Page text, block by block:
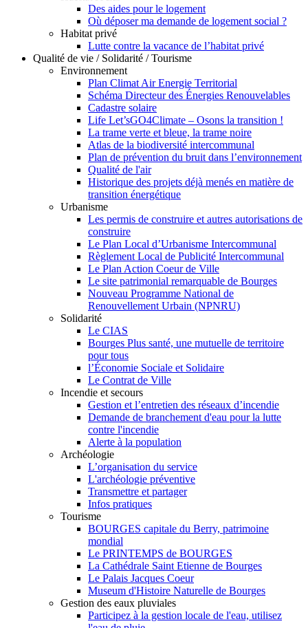
Des aides pour le logement
Où déposer ma demande de logement social ?
Habitat privé
Lutte contre la vacance de l’habitat privé
Qualité de vie / Solidarité / Tourisme
Environnement
Plan Climat Air Energie Territorial
Schéma Directeur des Énergies Renouvelables
Cadastre solaire
Life Let’sGO4Climate – Osons la transition !
La trame verte et bleue, la trame noire
Atlas de la biodiversité intercommunal
Plan de prévention du bruit dans l’environnement
Qualité de l'air
Historique des projets déjà menés en matière de
transition énergétique
Urbanisme
Les permis de construire et autres autorisations de
construire
Le Plan Local d’Urbanisme Intercommunal
Règlement Local de Publicité Intercommunal
Le Plan Action Coeur de Ville
Le site patrimonial remarquable de Bourges
Nouveau Programme National de
Renouvellement Urbain (NPNRU)
Solidarité
Le CIAS
Bourges Plus santé, une mutuelle de territoire
pour tous
l’Économie Sociale et Solidaire
Le Contrat de Ville
Incendie et secours
Gestion et l’entretien des réseaux d’incendie
Demande de branchement d'eau pour la lutte
contre l'incendie
Alerte à la population
Archéologie
L’organisation du service
L'archéologie préventive
Transmettre et partager
Infos pratiques
Tourisme
BOURGES capitale du Berry, patrimoine
mondial
Le PRINTEMPS de BOURGES
La Cathédrale Saint Etienne de Bourges
Le Palais Jacques Coeur
Museum d'Histoire Naturelle de Bourges
Gestion des eaux pluviales
Participez à la gestion locale de l'eau, utilisez